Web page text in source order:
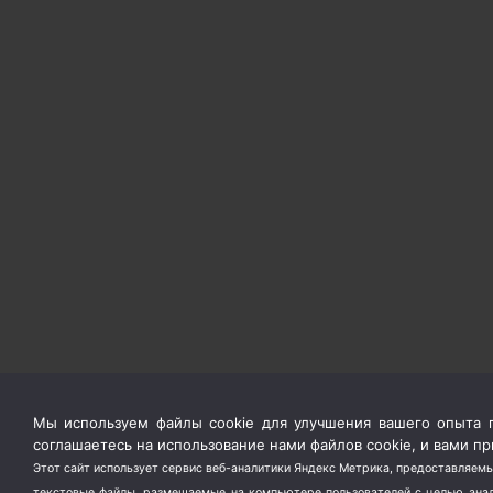
Мы используем файлы cookie для улучшения вашего опыта
соглашаетесь на использование нами файлов cookie, и вами
Этот сайт использует сервис веб-аналитики Яндекс Метрика,